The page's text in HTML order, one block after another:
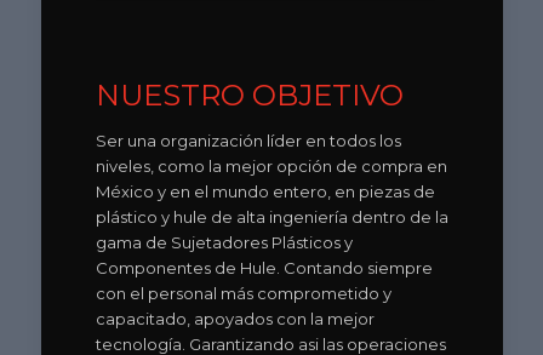
NUESTRO OBJETIVO
Ser una organización líder en todos los
niveles, como la mejor opción de compra en
México y en el mundo entero, en piezas de
plástico y hule de alta ingeniería dentro de la
gama de Sujetadores Plásticos y
Componentes de Hule. Contando siempre
con el personal más comprometido y
capacitado, apoyados con la mejor
tecnología. Garantizando asi las operaciones